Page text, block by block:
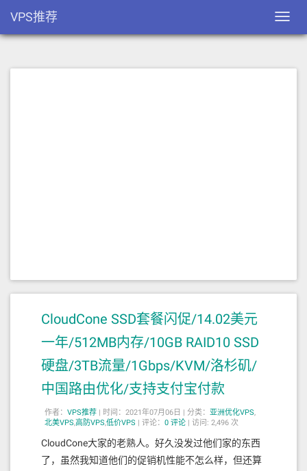
VPS推荐
CloudCone SSD套餐闪促/14.02美元
一年/512MB内存/10GB RAID10 SSD
硬盘/3TB流量/1Gbps/KVM/洛杉矶/
中国路由优化/支持支付宝付款
作者： VPS推荐 | 时间：2021年07月06日 | 分类： 亚洲优化VPS,
北美VPS,高防VPS,低价VPS | 评论： 0 评论 | 访问: 2,496 次
CloudCone大家的老熟人。好久没发过他们家的东西
了，虽然我知道他们的促销机性能不怎么样，但还算